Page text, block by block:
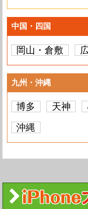
中国・四国
岡山・倉敷
九州・沖縄
博多 天神
沖縄